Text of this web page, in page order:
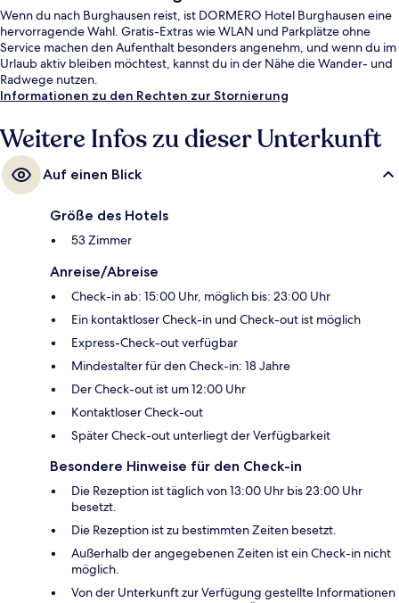
Wenn du nach Burghausen reist, ist DORMERO Hotel Burghausen eine
hervorragende Wahl. Gratis-Extras wie WLAN und Parkplätze ohne
Service machen den Aufenthalt besonders angenehm, und wenn du im
Urlaub aktiv bleiben möchtest, kannst du in der Nähe die Wander- und
Radwege nutzen.
Informationen zu den Rechten zur Stornierung
Weitere Infos zu dieser Unterkunft
Auf einen Blick
Größe des Hotels
53 Zimmer
Anreise/Abreise
Check-in ab: 15:00 Uhr, möglich bis: 23:00 Uhr
Ein kontaktloser Check-in und Check-out ist möglich
Express-Check-out verfügbar
Mindestalter für den Check-in: 18 Jahre
Der Check-out ist um 12:00 Uhr
Kontaktloser Check-out
Später Check-out unterliegt der Verfügbarkeit
Besondere Hinweise für den Check-in
Die Rezeption ist täglich von 13:00 Uhr bis 23:00 Uhr
besetzt.
Die Rezeption ist zu bestimmten Zeiten besetzt.
Außerhalb der angegebenen Zeiten ist ein Check-in nicht
möglich.
Von der Unterkunft zur Verfügung gestellte Informationen